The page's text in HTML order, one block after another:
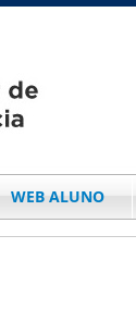
WEB ALUNO